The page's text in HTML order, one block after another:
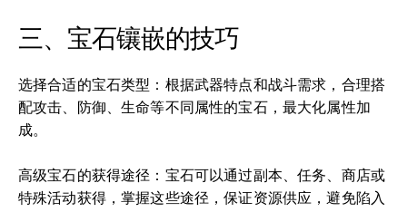
三、宝石镶嵌的技巧
选择合适的宝石类型：根据武器特点和战斗需求，合理搭
配攻击、防御、生命等不同属性的宝石，最大化属性加
成。
高级宝石的获得途径：宝石可以通过副本、任务、商店或
特殊活动获得，掌握这些途径，保证资源供应，避免陷入